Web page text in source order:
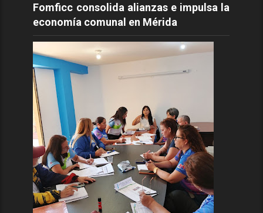
Fomficc consolida alianzas e impulsa la
economía comunal en Mérida